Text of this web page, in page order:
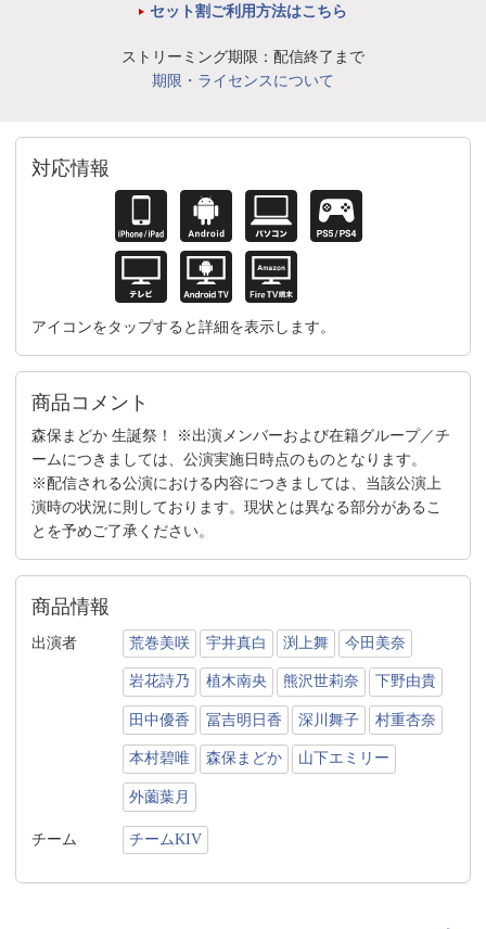
セット割ご利用方法はこちら
ストリーミング期限：配信終了まで
期限・ライセンスについて
対応情報
アイコンをタップすると詳細を表示します。
商品コメント
森保まどか 生誕祭！ ※出演メンバーおよび在籍グループ／チ
ームにつきましては、公演実施日時点のものとなります。
※配信される公演における内容につきましては、当該公演上
演時の状況に則しております。現状とは異なる部分があるこ
とを予めご了承ください。
商品情報
出演者 荒巻美咲 宇井真白 渕上舞 今田美奈
岩花詩乃 植木南央 熊沢世莉奈 下野由貴
田中優香 冨吉明日香 深川舞子 村重杏奈
本村碧唯 森保まどか 山下エミリー
外薗葉月
チーム チームKIV